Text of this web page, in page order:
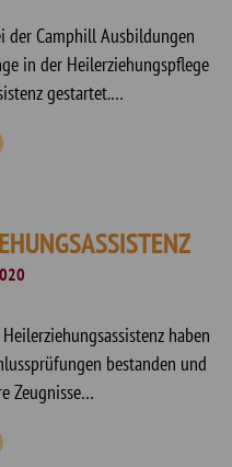
der Camphill Ausbildungen
in der Heilerziehungspflege
gestartet.…
haben
bestanden und
Zeugnisse…